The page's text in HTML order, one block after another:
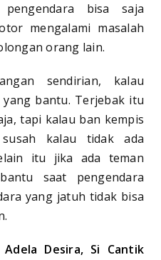
bisa saja
mengalami masalah
orang lain.
sendirian, kalau
bantu. Terjebak itu
tapi kalau ban kempis
kalau tidak ada
itu jika ada teman
saat pengendara
yang jatuh tidak bisa
Adela Desira, Si Cantik